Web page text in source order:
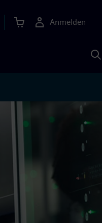
Anmelden
KI